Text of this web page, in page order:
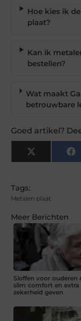
Hoe kies ik
plaat?
Kan ik
bestellen?
Wat maakt
betrouwbare
Goed artikel?
X
(Twitter)
Tags:
Metalen plaat
Meer Berichten
Sloffen voor ouderen
slim comfort en extra
zekerheid geven